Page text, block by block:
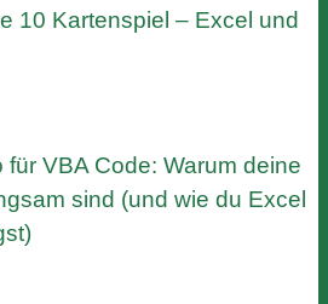
10 Kartenspiel – Excel und
für VBA Code: Warum deine
sind (und wie du Excel